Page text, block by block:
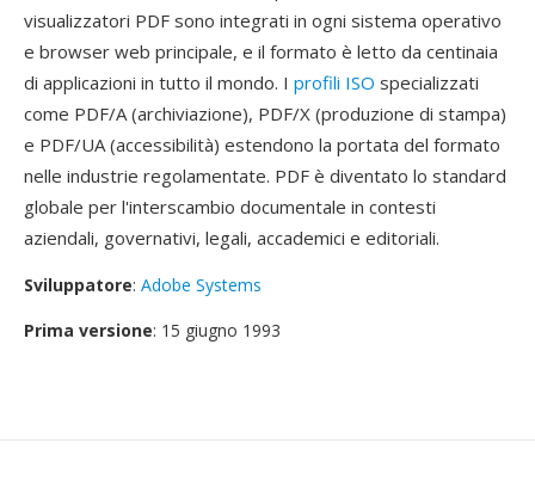
visualizzatori PDF sono integrati in ogni sistema operativo
e browser web principale, e il formato è letto da centinaia
di applicazioni in tutto il mondo. I profili ISO specializzati
come PDF/A (archiviazione), PDF/X (produzione di stampa)
e PDF/UA (accessibilità) estendono la portata del formato
nelle industrie regolamentate. PDF è diventato lo standard
globale per l'interscambio documentale in contesti
aziendali, governativi, legali, accademici e editoriali.
Sviluppatore: Adobe Systems
Prima versione: 15 giugno 1993